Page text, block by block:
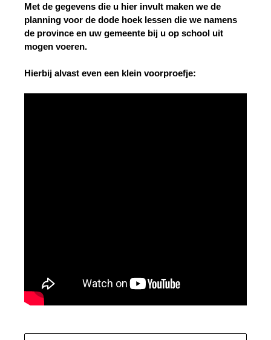
Met de gegevens die u hier invult maken we de
planning voor de dode hoek lessen die we namens
de province en uw gemeente bij u op school uit
mogen voeren.
Hierbij alvast even een klein voorproefje: